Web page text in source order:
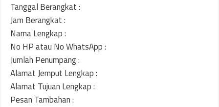
Tanggal Berangkat :
Jam Berangkat :
Nama Lengkap :
No HP atau No WhatsApp :
Jumlah Penumpang :
Alamat Jemput Lengkap :
Alamat Tujuan Lengkap :
Pesan Tambahan :